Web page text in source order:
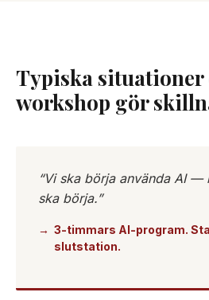
Typiska situationer
workshop gör
“Vi ska börja använda AI —
ska börja.”
3-timmars AI-program.
slutstation.